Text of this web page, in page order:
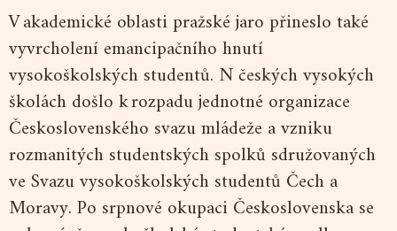
V akademické oblasti pražské jaro přineslo také
vyvrcholení emancipačního hnutí
vysokoškolských studentů. N českých vysokých
školách došlo k rozpadu jednotné organizace
Československého svazu mládeže a vzniku
rozmanitých studentských spolků sdružovaných
ve Svazu vysokoškolských studentů Čech a
Moravy. Po srpnové okupaci Československa se